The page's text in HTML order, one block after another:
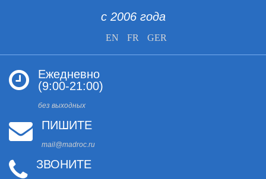
с 2006 года
EN FR GER
Ежедневно
(9:00-21:00)
без выходных
ПИШИТЕ
mail@madroc.ru
ЗВОНИТЕ